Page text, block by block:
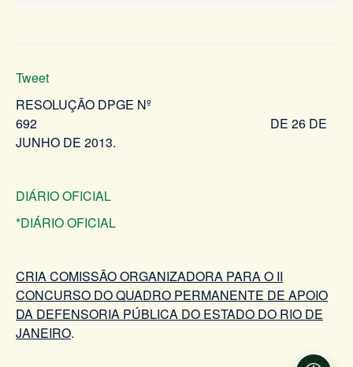
Tweet
RESOLUÇÃO DPGE Nº
692 DE 26 DE
JUNHO DE 2013.
DIÁRIO OFICIAL
*DIÁRIO OFICIAL
CRIA COMISSÃO ORGANIZADORA PARA O II
CONCURSO DO QUADRO PERMANENTE DE APOIO
DA DEFENSORIA PÚBLICA DO ESTADO DO RIO DE
JANEIRO.